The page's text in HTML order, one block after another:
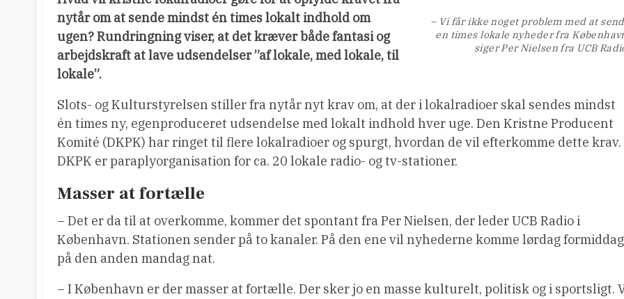
– Vi får ikke noget problem med at
en times lokale nyheder fra
siger Per Nielsen fra UCB
nytår om at sende mindst én times lokalt indhold om
ugen? Rundringning viser, at det kræver både fantasi og
arbejdskraft at lave udsendelser ”af lokale, med lokale, til
lokale”.
Slots- og Kulturstyrelsen stiller fra nytår nyt krav om, at der i lokalradioer skal sendes mindst
én times ny, egenproduceret udsendelse med lokalt indhold hver uge. Den Kristne Producent
Komité (DKPK) har ringet til flere lokalradioer og spurgt, hvordan de vil efterkomme dette krav.
DKPK er paraplyorganisation for ca. 20 lokale radio- og tv-stationer.
Masser at fortælle
– Det er da til at overkomme, kommer det spontant fra Per Nielsen, der leder UCB Radio i
København. Stationen sender på to kanaler. På den ene vil nyhederne komme lørdag
på den anden mandag nat.
– I København er der masser at fortælle. Der sker jo en masse kulturelt, politisk og i sportsligt.